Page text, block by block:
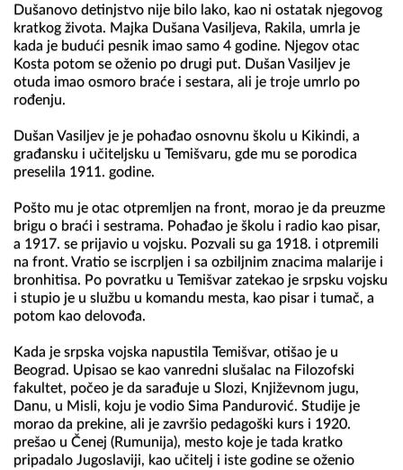
Dušanovo detinjstvo nije bilo lako, kao ni ostatak njegovog
kratkog života. Majka Dušana Vasiljeva, Rakila, umrla je
kada je budući pesnik imao samo 4 godine. Njegov otac
Kosta potom se oženio po drugi put. Dušan Vasiljev je
otuda imao osmoro braće i sestara, ali je troje umrlo po
rođenju.
Dušan Vasiljev je je pohađao osnovnu školu u Kikindi, a
građansku i učiteljsku u Temišvaru, gde mu se porodica
preselila 1911. godine.
Pošto mu je otac otpremljen na front, morao je da preuzme
brigu o braći i sestrama. Pohađao je školu i radio kao pisar,
a 1917. se prijavio u vojsku. Pozvali su ga 1918. i otpremili
na front. Vratio se iscrpljen i sa ozbiljnim znacima malarije i
bronhitisa. Po povratku u Temišvar zatekao je srpsku vojsku
i stupio je u službu u komandu mesta, kao pisar i tumač, a
potom kao delovođa.
Kada je srpska vojska napustila Temišvar, otišao je u
Beograd. Upisao se kao vanredni slušalac na Filozofski
fakultet, počeo je da sarađuje u Slozi, Književnom jugu,
Danu, u Misli, koju je vodio Sima Pandurović. Studije je
morao da prekine, ali je završio pedagoški kurs i 1920.
prešao u Čenej (Rumunija), mesto koje je tada kratko
pripadalo Jugoslaviji, kao učitelj i iste godine se oženio